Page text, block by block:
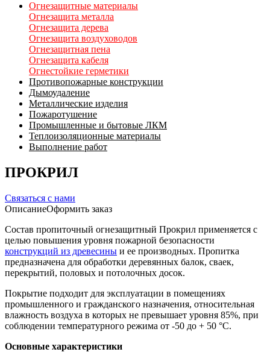
Огнезащитные материалы
Огнезащита металла
Огнезащита дерева
Огнезащита воздуховодов
Огнезащитная пена
Огнезащита кабеля
Огнестойкие герметики
Противопожарные конструкции
Дымоудаление
Металлические изделия
Пожаротушение
Промышленные и бытовые ЛКМ
Теплоизоляционные материалы
Выполнение работ
ПРОКРИЛ
Связаться с нами
ОписаниеОформить заказ
Состав пропиточный огнезащитный Прокрил применяется с
целью повышения уровня пожарной безопасности
конструкций из древесины и ее производных. Пропитка
предназначена для обработки деревянных балок, сваек,
перекрытий, половых и потолочных досок.
Покрытие подходит для эксплуатации в помещениях
промышленного и гражданского назначения, относительная
влажность воздуха в которых не превышает уровня 85%, при
соблюдении температурного режима от -50 до + 50 °С.
Основные характеристики